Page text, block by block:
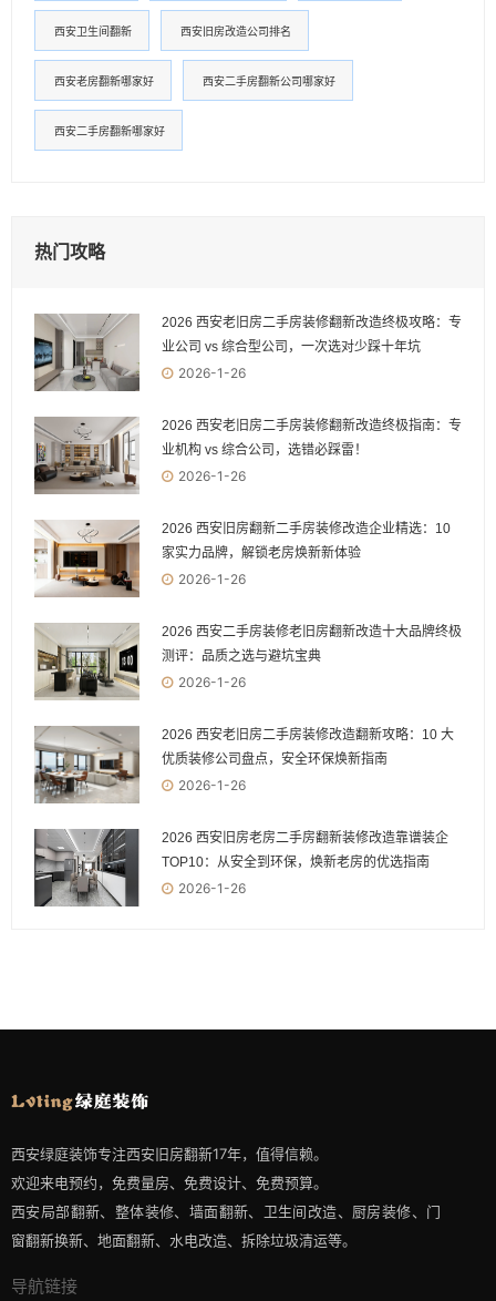
西安卫生间翻新 西安旧房改造公司排名
西安老房翻新哪家好 西安二手房翻新公司哪家好
西安二手房翻新哪家好
热门攻略
2026 西安老旧房二手房装修翻新改造终极攻略：专
业公司 vs 综合型公司，一次选对少踩十年坑
2026-1-26
2026 西安老旧房二手房装修翻新改造终极指南：专
业机构 vs 综合公司，选错必踩雷！
2026-1-26
2026 西安旧房翻新二手房装修改造企业精选：10
家实力品牌，解锁老房焕新新体验
2026-1-26
2026 西安二手房装修老旧房翻新改造十大品牌终极
测评：品质之选与避坑宝典
2026-1-26
2026 西安老旧房二手房装修改造翻新攻略：10 大
优质装修公司盘点，安全环保焕新指南
2026-1-26
2026 西安旧房老房二手房翻新装修改造靠谱装企
TOP10：从安全到环保，焕新老房的优选指南
2026-1-26
西安绿庭装饰专注西安旧房翻新17年，值得信赖。
欢迎来电预约，免费量房、免费设计、免费预算。
西安局部翻新、整体装修、墙面翻新、卫生间改造、厨房装修、门
窗翻新换新、地面翻新、水电改造、拆除垃圾清运等。
导航链接